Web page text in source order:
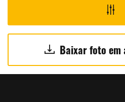
Baixar foto em